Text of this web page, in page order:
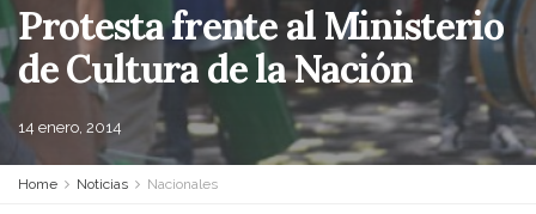
Protesta frente al Ministerio
de Cultura de la Nación
14 enero, 2014
Home Noticias Nacionales